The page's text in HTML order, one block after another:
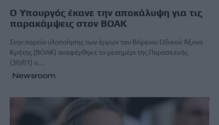
Ο Υπουργός έκανε την αποκάλυψη για τις
παρακάμψεις στον ΒΟΑΚ
Στην πορεία υλοποίησης των έργων του Βόρειου Οδικού Άξονα
Κρήτης (ΒΟΑΚ) αναφέρθηκε το μεσημέρι της Παρασκευής
(30/01) ο…
Newsroom